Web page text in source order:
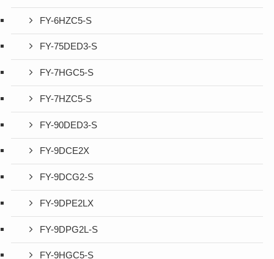
FY-6HZC5-S
FY-75DED3-S
FY-7HGC5-S
FY-7HZC5-S
FY-90DED3-S
FY-9DCE2X
FY-9DCG2-S
FY-9DPE2LX
FY-9DPG2L-S
FY-9HGC5-S